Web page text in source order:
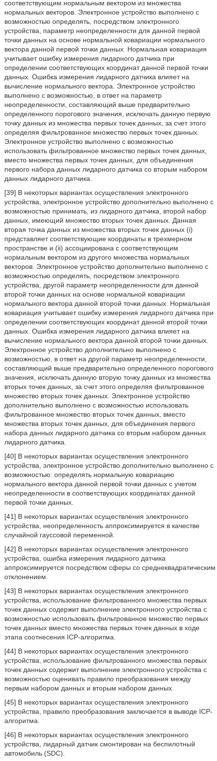
соответствующим нормальным вектором из множества
нормальных векторов. Электронное устройство выполнено с
возможностью определять, посредством электронного
устройства, параметр неопределенности для данной первой
точки данных на основе нормальной ковариации нормального
вектора данной первой точки данных. Нормальная ковариация
учитывает ошибку измерения лидарного датчика при
определении соответствующих координат данной первой точки
данных. Ошибка измерения лидарного датчика влияет на
вычисление нормального вектора. Электронное устройство
выполнено с возможностью, в ответ на параметр
неопределенности, составляющий выше предварительно
определенного порогового значения, исключать данную первую
точку данных из множества первых точек данных, за счет этого
определяя фильтрованное множество первых точек данных.
Электронное устройство выполнено с возможностью
использовать фильтрованное множество первых точек данных,
вместо множества первых точек данных, для объединения
первого набора данных лидарного датчика со вторым набором
данных лидарного датчика.
[39] В некоторых вариантах осуществления электронного
устройства, электронное устройство дополнительно выполнено с
возможностью принимать, из лидарного датчика, второй набор
данных, имеющий множество вторых точек данных. Данная
вторая точка данных из множества вторых точек данных (i)
представляет соответствующие координаты в трехмерном
пространстве и (ii) ассоциирована с соответствующим
нормальным вектором из другого множества нормальных
векторов. Электронное устройство дополнительно выполнено с
возможностью определять, посредством электронного
устройства, другой параметр неопределенности для данной
второй точки данных на основе нормальной ковариации
нормального вектора данной второй точки данных. Нормальная
ковариация учитывает ошибку измерения лидарного датчика при
определении соответствующих координат данной второй точки
данных. Ошибка измерения лидарного датчика влияет на
вычисление нормального вектора данной второй точки данных.
Электронное устройство дополнительно выполнено с
возможностью, в ответ на другой параметр неопределенности,
составляющий выше предварительно определенного порогового
значения, исключать данную вторую точку данных из множества
вторых точек данных, за счет этого определяя фильтрованное
множество вторых точек данных. Электронное устройство
дополнительно выполнено с возможностью использовать
фильтрованное множество вторых точек данных, вместо
множества вторых точек данных, для объединения первого
набора данных лидарного датчика со вторым набором данных
лидарного датчика.
[40] В некоторых вариантах осуществления электронного
устройства, электронное устройство дополнительно выполнено с
возможностью: определять нормальную ковариацию
нормального вектора данной первой точки данных с учетом
неопределенности в соответствующих координатах данной
первой точки данных.
[41] В некоторых вариантах осуществления электронного
устройства, неопределенность аппроксимируется в качестве
случайной гауссовой переменной.
[42] В некоторых вариантах осуществления электронного
устройства, ошибка измерения лидарного датчика
аппроксимируется посредством сферы со среднеквадратическим
отклонением.
[43] В некоторых вариантах осуществления электронного
устройства, использование фильтрованного множества первых
точек данных содержит выполнение электронного устройства с
возможностью использовать фильтрованное множество первых
точек данных вместо множества первых точек данных в ходе
этапа соотнесения ICP-алгоритма.
[44] В некоторых вариантах осуществления электронного
устройства, использование фильтрованного множества первых
точек данных содержит выполнение электронного устройства с
возможностью оценивать правило преобразования между
первым набором данных и вторым набором данных.
[45] В некоторых вариантах осуществления электронного
устройства, правило преобразования заключается в выводе ICP-
алгоритма.
[46] В некоторых вариантах осуществления электронного
устройства, лидарный датчик смонтирован на беспилотный
автомобиль (SDC).